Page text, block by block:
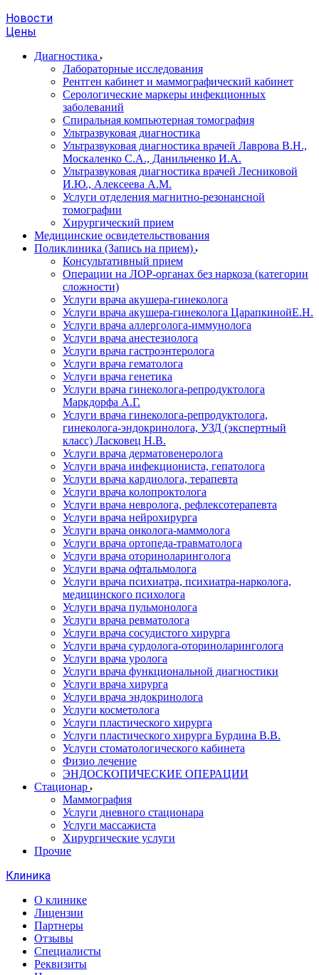
Новости
Цены
Диагностика
Лабораторные исследования
Рентген кабинет и маммографический кабинет
Серологические маркеры инфекционных
заболеваний
Спиральная компьютерная томография
Ультразвуковая диагностика
Ультразвуковая диагностика врачей Лаврова В.Н.,
Москаленко С.А., Данильченко И.А.
Ультразвуковая диагностика врачей Лесниковой
И.Ю., Алексеева А.М.
Услуги отделения магнитно-резонансной
томографии
Хирургический прием
Медицинские освидетельствования
Поликлиника (Запись на прием)
Консультативный прием
Операции на ЛОР-органах без наркоза (категории
сложности)
Услуги врача акушера-гинеколога
Услуги врача акушера-гинеколога ЦарапкинойЕ.Н.
Услуги врача аллерголога-иммунолога
Услуги врача анестезиолога
Услуги врача гастроэнтеролога
Услуги врача гематолога
Услуги врача генетика
Услуги врача гинеколога-репродуктолога
Маркдорфа А.Г.
Услуги врача гинеколога-репродуктолога,
гинеколога-эндокринолога, УЗД (экспертный
класс) Ласковец Н.В.
Услуги врача дерматовенеролога
Услуги врача инфекциониста, гепатолога
Услуги врача кардиолога, терапевта
Услуги врача колопроктолога
Услуги врача невролога, рефлексотерапевта
Услуги врача нейрохирурга
Услуги врача онколога-маммолога
Услуги врача ортопеда-травматолога
Услуги врача оториноларинголога
Услуги врача офтальмолога
Услуги врача психиатра, психиатра-нарколога,
медицинского психолога
Услуги врача пульмонолога
Услуги врача ревматолога
Услуги врача сосудистого хирурга
Услуги врача сурдолога-оториноларинголога
Услуги врача уролога
Услуги врача функциональной диагностики
Услуги врача хирурга
Услуги врача эндокринолога
Услуги косметолога
Услуги пластического хирурга
Услуги пластического хирурга Бурдина В.В.
Услуги стоматологического кабинета
Физио лечение
ЭНДОСКОПИЧЕСКИЕ ОПЕРАЦИИ
Стационар
Маммография
Услуги дневного стационара
Услуги массажиста
Хирургические услуги
Прочие
Клиника
О клинике
Лицензии
Партнеры
Отзывы
Специалисты
Реквизиты